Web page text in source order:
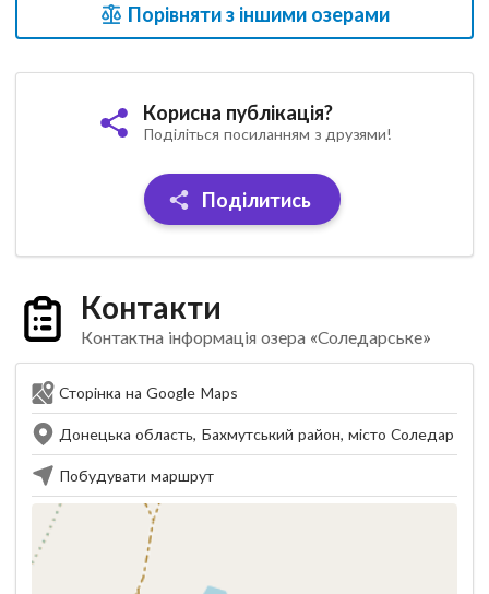
Порівняти з іншими озерами
Корисна публікація?
Поділіться посиланням з друзями!
Поділитись
Контакти
Контактна інформація озера «Соледарське»
Сторінка на Google Maps
Донецька область, Бахмутський район, місто Соледар
Побудувати маршрут